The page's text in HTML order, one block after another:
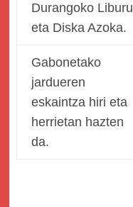
Durangoko Liburu
eta Diska Azoka.
Gabonetako
jardueren
eskaintza hiri eta
herrietan hazten
da.